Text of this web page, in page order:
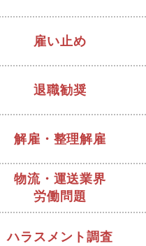
雇い止め
退職勧奨
解雇・整理解雇
物流・運送業界
労働問題
ハラスメント調査